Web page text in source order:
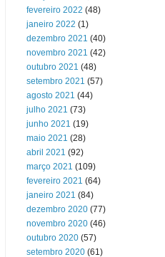
fevereiro 2022 (48)
janeiro 2022 (1)
dezembro 2021 (40)
novembro 2021 (42)
outubro 2021 (48)
setembro 2021 (57)
agosto 2021 (44)
julho 2021 (73)
junho 2021 (19)
maio 2021 (28)
abril 2021 (92)
março 2021 (109)
fevereiro 2021 (64)
janeiro 2021 (84)
dezembro 2020 (77)
novembro 2020 (46)
outubro 2020 (57)
setembro 2020 (61)